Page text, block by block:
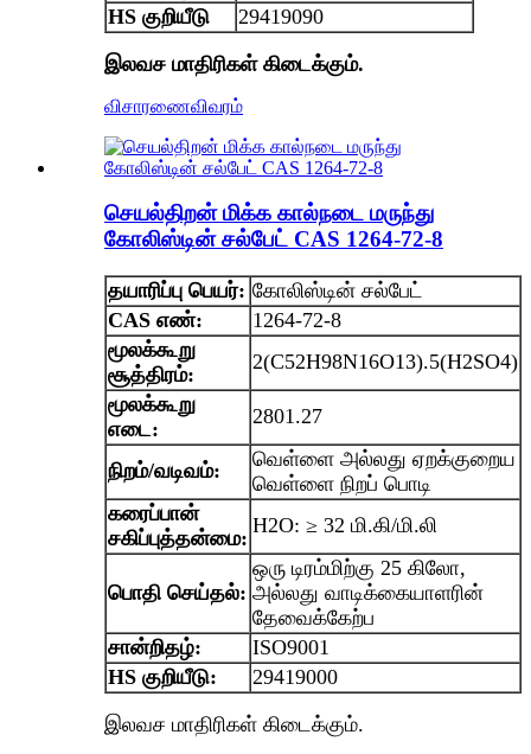
HS குறியீடு
29419090
இலவச மாதிரிகள் கிடைக்கும்.
விசாரணைவிவரம்
செயல்திறன் மிக்க கால்நடை மருந்து
கோலிஸ்டின் சல்பேட் CAS 1264-72-8
தயாரிப்பு பெயர்: கோலிஸ்டின் சல்பேட்
CAS எண்:
1264-72-8
மூலக்கூறு
சூத்திரம்:
2(C52H98N16O13).5(H2SO4)
மூலக்கூறு
எடை:
2801.27
நிறம்/வடிவம்:
வெள்ளை அல்லது ஏறக்குறைய
வெள்ளை நிறப் பொடி
கரைப்பான்
சகிப்புத்தன்மை:
H2O: ≥ 32 மி.கி/மி.லி
பொதி செய்தல்:
ஒரு டிரம்மிற்கு 25 கிலோ,
அல்லது வாடிக்கையாளரின்
தேவைக்கேற்ப
சான்றிதழ்:
ISO9001
HS குறியீடு:
29419000
இலவச மாதிரிகள் கிடைக்கும்.